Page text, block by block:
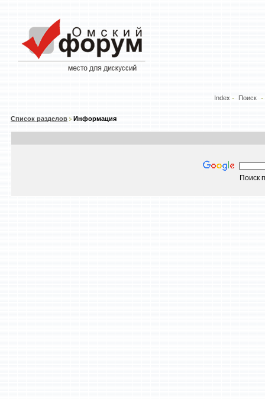
Index Поиск
Список разделов Информация
Поиск